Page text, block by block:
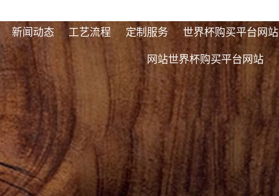
世界杯购买平台网站
定制服务
工艺流程
新闻动态
网站世界杯购买平台网站